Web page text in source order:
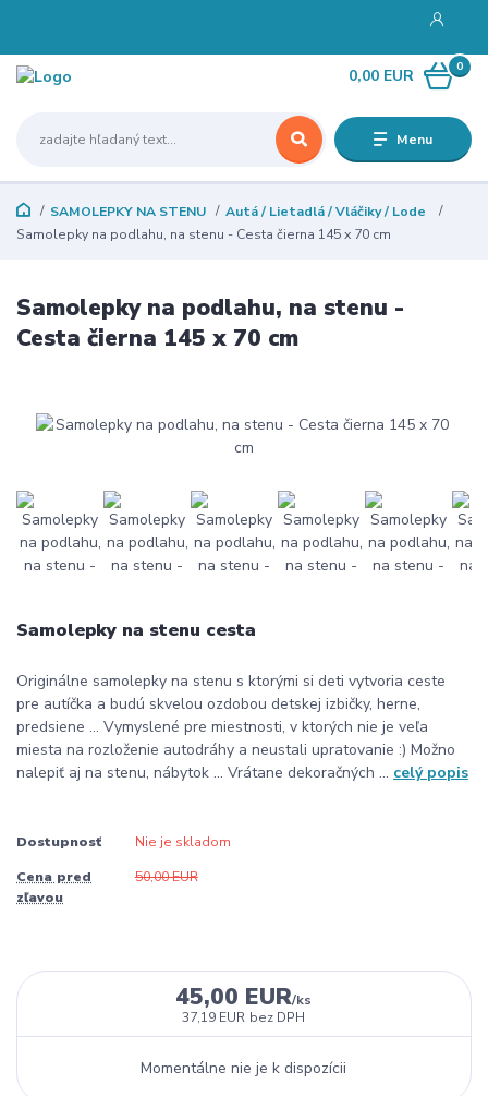
Menu
0
0,00 EUR
SAMOLEPKY NA STENU
Autá / Lietadlá / Vláčiky / Lode
Samolepky na podlahu, na stenu - Cesta čierna 145 x 70 cm
Samolepky na podlahu, na stenu -
Cesta čierna 145 x 70 cm
Samolepky na stenu cesta
Originálne samolepky na stenu s ktorými si deti vytvoria ceste
pre autíčka a budú skvelou ozdobou detskej izbičky, herne,
predsiene ... Vymyslené pre miestnosti, v ktorých nie je veľa
miesta na rozloženie autodráhy a neustali upratovanie :) Možno
nalepiť aj na stenu, nábytok ... Vrátane dekoračných ... celý popis
Dostupnosť Nie je skladom
Cena pred
zľavou
50,00 EUR
45,00 EUR/ks
37,19 EUR bez DPH
Momentálne nie je k dispozícii